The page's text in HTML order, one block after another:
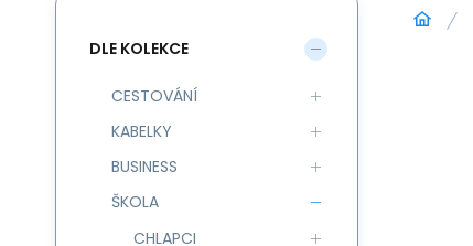
DLE KOLEKCE
CESTOVÁNÍ
KABELKY
BUSINESS
ŠKOLA
CHLAPCI